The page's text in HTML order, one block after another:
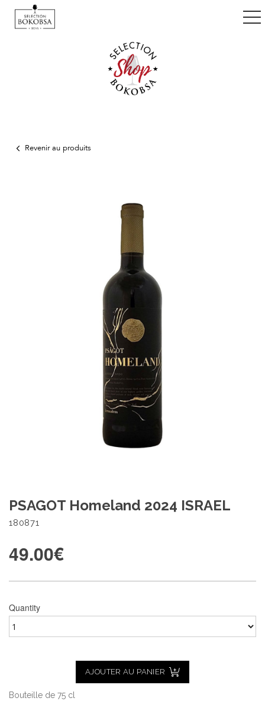
navigation
Revenir au produits
PSAGOT Homeland 2024 ISRAEL
180871
49.00€
Quantity
AJOUTER AU PANIER
Bouteille de 75 cl